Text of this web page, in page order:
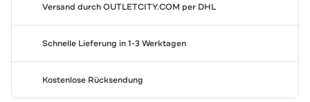
Versand durchOUTLETCITY.COM per DHL
Schnelle Lieferung in 1-3 Werktagen
Kostenlose Rücksendung